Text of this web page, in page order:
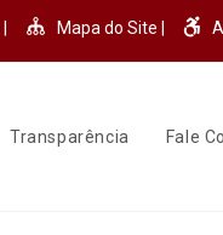
Mapa do Site |
Transparência Fale